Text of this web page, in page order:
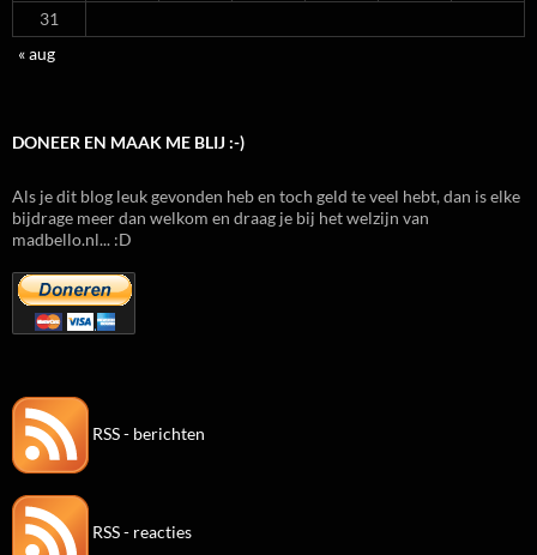
31
« aug
DONEER EN MAAK ME BLIJ :-)
Als je dit blog leuk gevonden heb en toch geld te veel hebt, dan is elke
bijdrage meer dan welkom en draag je bij het welzijn van
madbello.nl... :D
RSS - berichten
RSS - reacties